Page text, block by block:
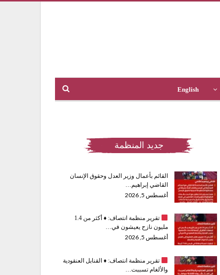
English
جديد المنظمة
القائم بأعمال وزير العدل وحقوق الإنسان
القاضي إبراهيم…
أغسطس 5, 2026
تقرير منظمة انتصاف: ♦️
أكثر من 1.4
مليون نازح يعيشون في…
أغسطس 5, 2026
تقرير منظمة انتصاف: ♦️القنابل العنقودية
والألغام تسببت…